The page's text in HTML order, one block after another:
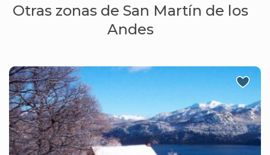
Otras zonas de San Martín de los
Andes